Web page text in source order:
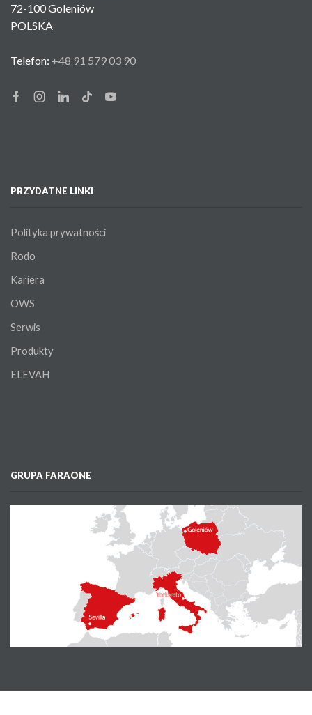
72-100 Goleniów
POLSKA
Telefon: +48 91 579 03 90
FacebookInstagram
LinkedinTik- Youtube
PRZYDATNE LINKI
Polityka prywatności
Rodo
Kariera
OWS
Serwis
Produkty
ELEVAH
GRUPA FARAONE